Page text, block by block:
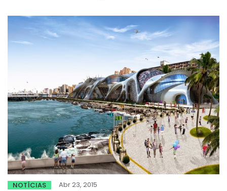
NOTÍCIAS Abr 23, 2015